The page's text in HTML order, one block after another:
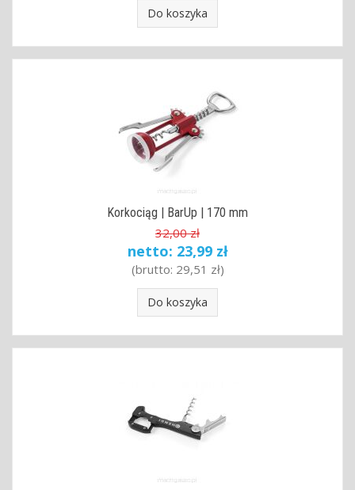
Do koszyka
Korkociąg | BarUp | 170 mm
32,00 zł
netto: 23,99 zł
(brutto: 29,51 zł)
Do koszyka